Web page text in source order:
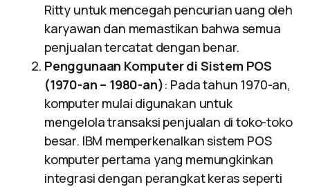
Ritty untuk mencegah pencurian uang oleh
karyawan dan memastikan bahwa semua
penjualan tercatat dengan benar.
Penggunaan Komputer di Sistem POS
(1970-an – 1980-an): Pada tahun 1970-an,
komputer mulai digunakan untuk
mengelola transaksi penjualan di toko-toko
besar. IBM memperkenalkan sistem POS
komputer pertama yang memungkinkan
integrasi dengan perangkat keras seperti